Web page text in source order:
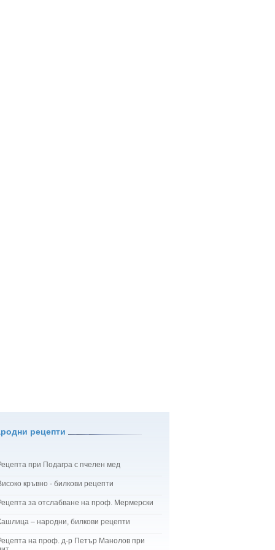
рецепти
при Подагра с пчелен мед
кръвно - билкови рецепти
за отслабване на проф. Мермерски
– народни, билкови рецепти
на проф. д-р Петър Манолов при